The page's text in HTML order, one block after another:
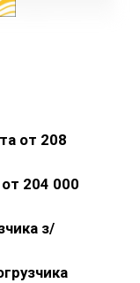
от 208
204 000
з/